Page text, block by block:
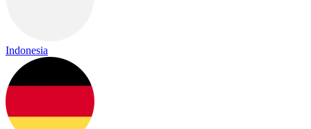
Indonesia